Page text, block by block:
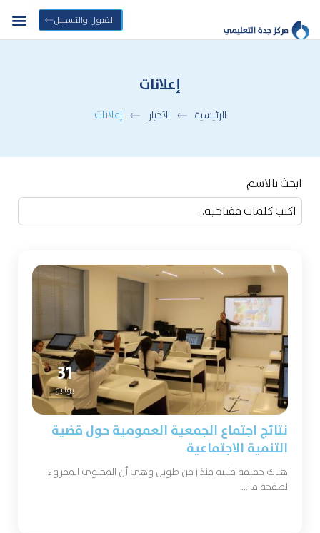
القبول والتسجيل
إعلانات
الرئيسية الأخبار إعلانات
ابحث بالاسم
31
يوليو
نتائج اجتماع الجمعية العمومية حول قضية
التنمية الاجتماعية
هناك حقيقة مثبتة منذ زمن طويل وهي أن المحتوى المقروء
لصفحة ما ...